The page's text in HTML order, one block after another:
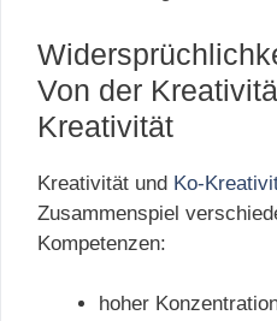
Von der
Kreativität
Kreativität und Ko-
Zusammenspiel
Kompetenzen:
hoher